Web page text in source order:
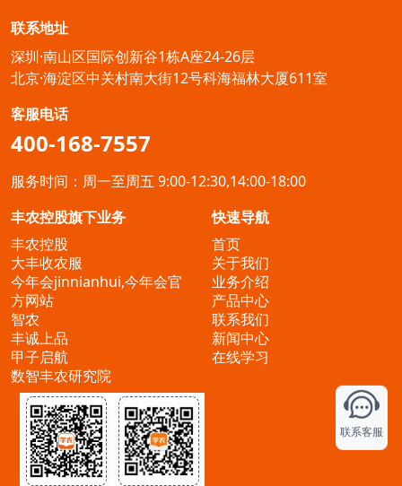
身不科学。因为它们并不属于同一类
问题。农业是“三农问题”的核
是从属问题，是发生的场
施建设预计也将受到政策重视。中国
农业的发展与政策息息相关，新
开展特色农作物全程机械化试点，以
时，进一步强化农机化与信息化
的融合。在政策上，国家推行乡
村振兴战略，农业机械化将会加
速，农机设备或农机装备会受到需
联系客服
联系地址
深圳·南山区国际创新谷1栋A座24-26层
北京·海淀区中关村南大街12号科海福林大厦611室
客服电话
400-168-7557
服务时间：周一至周五 9:00-12:30,14:00-18:00
丰农控股旗下业务
丰农控股
大丰收农服
今年会jinnianhui,今年会官
方网站
智农
丰诚上品
甲子启航
数智丰农研究院
快速导航
首页
关于我们
业务介绍
产品中心
联系我们
新闻中心
在线学习